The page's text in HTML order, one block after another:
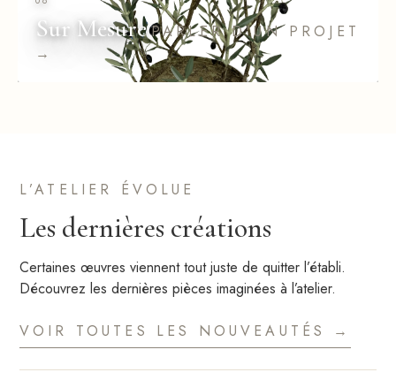
Sur Mesure PARLER D'UN PROJET
→
L’ATELIER ÉVOLUE
Les dernières créations
Certaines œuvres viennent tout juste de quitter l’établi.
Découvrez les dernières pièces imaginées à l’atelier.
VOIR TOUTES LES NOUVEAUTÉS →